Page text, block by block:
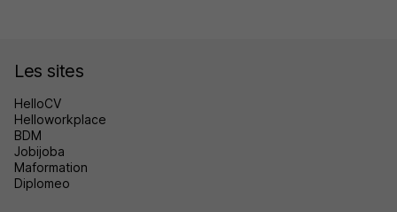
Les sites
HelloCV
Helloworkplace
BDM
Jobijoba
Maformation
Diplomeo